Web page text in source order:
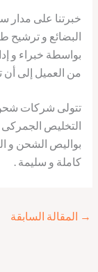
خبرتنا على مدار
البضائع و ترشيح
بواسطة خبراء و
من العميل إلى أن
تتولى شركات
التخليص الجمركى
بواليص الشحن و
كاملة و سليمة .
→ المقالة السابقة